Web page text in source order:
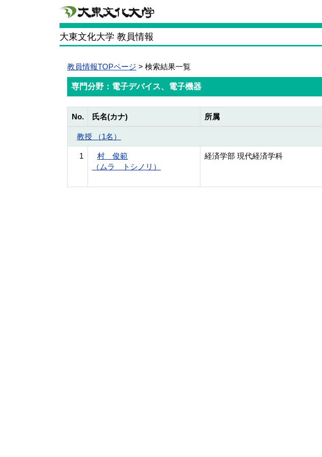
大東文化大学 教員情報
教員情報TOPページ > 検索結果一覧
専門分野：電子デバイス、電子機器
No. 氏名(カナ) 所属
教授 （1名）
1
村 俊範
（ムラ トシノリ）
経済学部 現代経済学科